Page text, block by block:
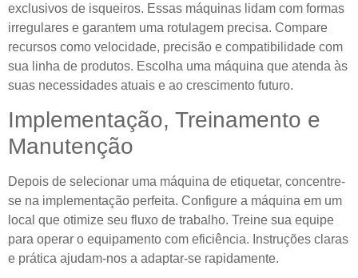
exclusivos de isqueiros. Essas máquinas lidam com formas
irregulares e garantem uma rotulagem precisa. Compare
recursos como velocidade, precisão e compatibilidade com
sua linha de produtos. Escolha uma máquina que atenda às
suas necessidades atuais e ao crescimento futuro.
Implementação, Treinamento e
Manutenção
Depois de selecionar uma máquina de etiquetar, concentre-
se na implementação perfeita. Configure a máquina em um
local que otimize seu fluxo de trabalho. Treine sua equipe
para operar o equipamento com eficiência. Instruções claras
e prática ajudam-nos a adaptar-se rapidamente.